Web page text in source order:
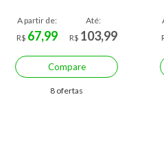
A partir de:
R$ 67,99
Até:
R$ 103,99
Compare
8 ofertas